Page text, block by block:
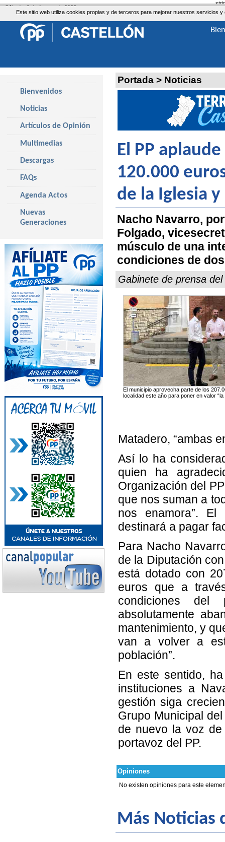
Este sitio web utiliza cookies propias y de terceros para mejorar nuestros servicios
Portada > Noticias
El PP
120.000
de la Iglesia
Nacho Navarro,
Folgado,
músculo de una
condiciones de
Gabinete de prensa
El municipio aprovecha parte de los
localidad este año para poner en valor
Matadero, “ambas
Así lo ha
quien ha
Organización del
que nos suman a
nos enamora”.
destinará a pagar
Para Nacho
de la Diputación
está dotado con
euros que a
condiciones del
absolutamente
mantenimiento, y
van a volver a
población”.
En este sentido,
instituciones a
gestión siga
Grupo Municipal
de nuevo la voz de
portavoz del PP.
Opiniones
No existen opiniones para este
Más Noticias
Bienvenidos
Noticias
Artículos de Opinión
Multimedias
Descargas
FAQs
Agenda Actos
Nuevas
Generaciones
Sábado, 8 de Agosto de 2026